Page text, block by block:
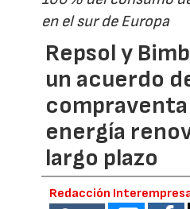
en el sur de Europa
Repsol y
un acuerdo
energía
largo plazo
Redacción